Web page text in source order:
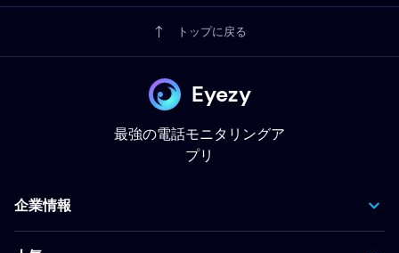
トップに戻る
Eyezy
最強の電話モニタリングア
プリ
企業情報